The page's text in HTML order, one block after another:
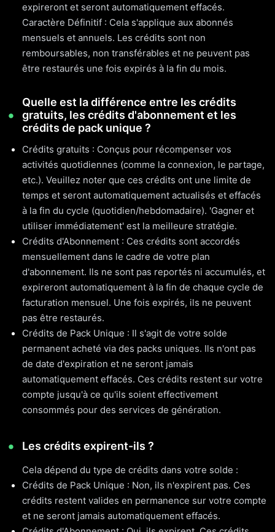
expireront et seront automatiquement effacés.
Caractère Définitif : Cela s'applique aux abonnés
mensuels et annuels. Les crédits sont non
remboursables, non transférables et ne peuvent pas
être restaurés une fois expirés à la fin du mois.
Quelle est la différence entre les crédits
gratuits, les crédits d'abonnement et les
crédits de pack unique ?
Crédits gratuits : Conçus pour récompenser vos
activités quotidiennes (comme la connexion, le partage,
etc.). Veuillez noter que ces crédits ont une limite de
temps et seront automatiquement actualisés et effacés
à la fin du cycle (quotidien/hebdomadaire). 'Gagner et
utiliser immédiatement' est la meilleure stratégie.
Crédits d'Abonnement : Ces crédits sont accordés
mensuellement dans le cadre de votre plan
d'abonnement. Ils ne sont pas reportés ni accumulés, et
expireront automatiquement à la fin de chaque cycle de
facturation mensuel. Une fois expirés, ils ne peuvent
pas être restaurés.
Crédits de Pack Unique : Il s'agit de votre solde
permanent acheté via des packs uniques. Ils n'ont pas
de date d'expiration et ne seront jamais
automatiquement effacés. Ces crédits restent sur votre
compte jusqu'à ce qu'ils soient effectivement
consommés pour des services de génération.
Les crédits expirent-ils ?
Cela dépend du type de crédits dans votre solde :
Crédits de Pack Unique : Non, ils n'expirent pas. Ces
crédits restent valides en permanence sur votre compte
et ne seront jamais automatiquement effacés.